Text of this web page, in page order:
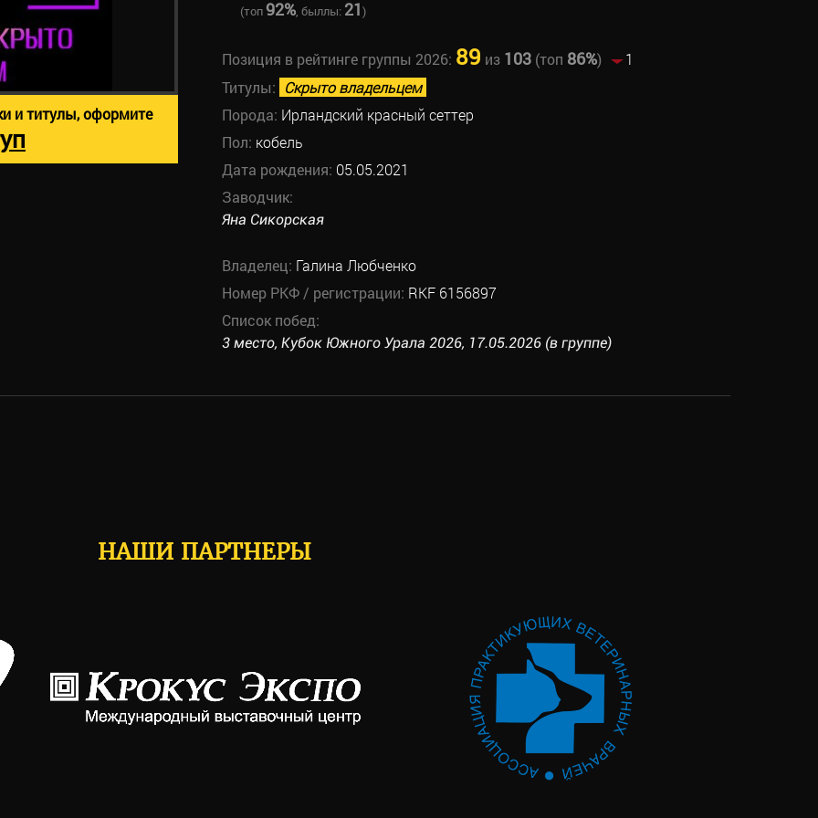
(топ92%, быллы: 21)
Позиция в рейтинге группы 2026: 89 из 103(топ 86%)
1
Титулы: Скрыто владельцем
Порода: Ирландский красный сеттер
Пол: кобель
Дата рождения: 05.05.2021
Заводчик:
Яна Сикорская
Владелец: Галина Любченко
Номер РКФ / регистрации: RKF 6156897
Список побед:
3 место, Кубок Южного Урала 2026, 17.05.2026 (в группе)
и титулы, оформите
НАШИ ПАРТНЕРЫ